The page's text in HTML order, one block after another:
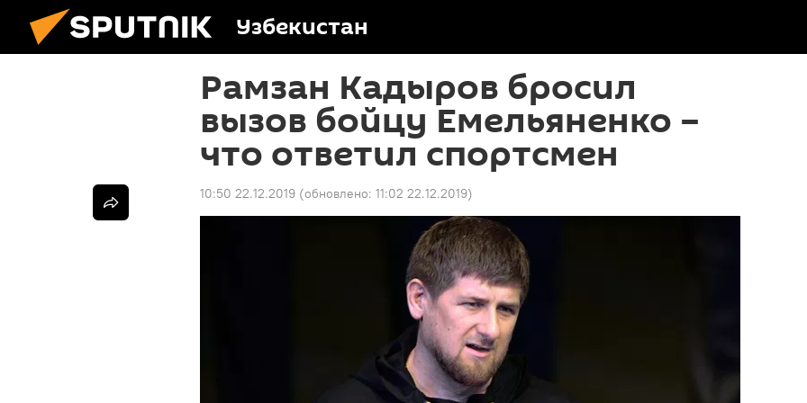
Узбекистан
Рамзан Кадыров бросил
вызов бойцу Емельяненко –
что ответил спортсмен
10:50 22.12.2019 (обновлено: 11:02 22.12.2019)